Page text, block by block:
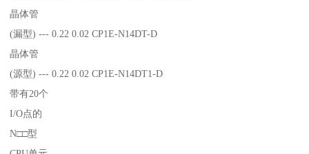
晶体管
(漏型) --- 0.22 0.02 CP1E-N14DT-D
晶体管
(源型) --- 0.22 0.02 CP1E-N14DT1-D
带有20个
I/O点的
N□□型